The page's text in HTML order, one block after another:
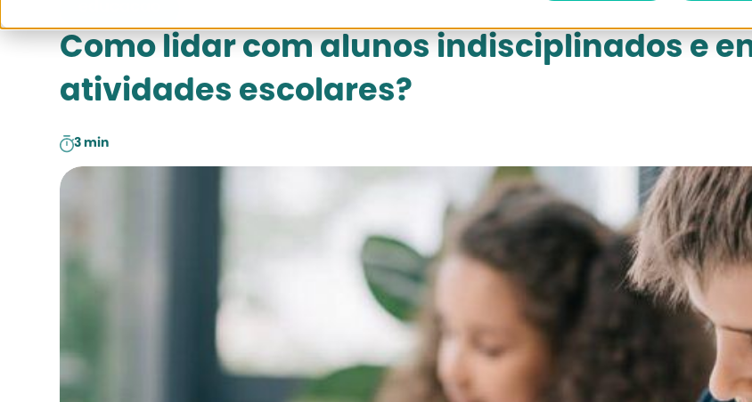
Como lidar com alunos indisciplinados e
atividades escolares?
3 min